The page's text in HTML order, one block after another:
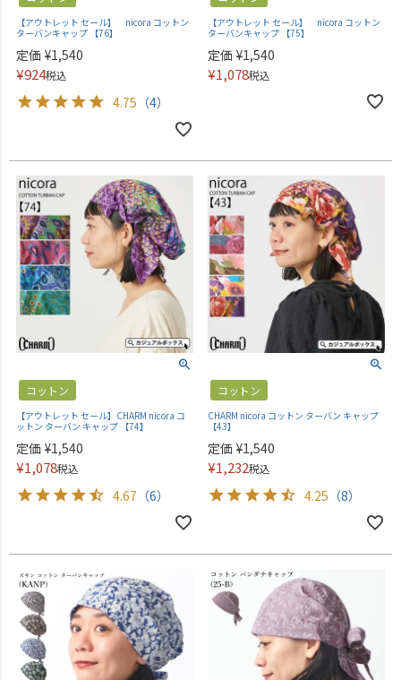
【アウトレット セール】 nicora コットン
ターバンキャップ 【76】
定価 ¥1,540
¥924税込
4.75 （4）
【アウトレット セール】 nicora コットン
ターバンキャップ 【75】
定価 ¥1,540
¥1,078税込
コットン
【アウトレット セール】CHARM nicora コ
ットン ターバン キャップ 【74】
定価 ¥1,540
¥1,078税込
4.67 （6）
コットン
CHARM nicora コットン ターバン キャップ
【43】
定価 ¥1,540
¥1,232税込
4.25 （8）